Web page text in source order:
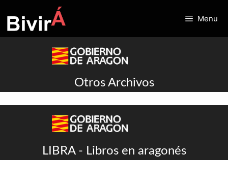
to
content
Menu
Otros Archivos
LIBRA - Libros en aragonés